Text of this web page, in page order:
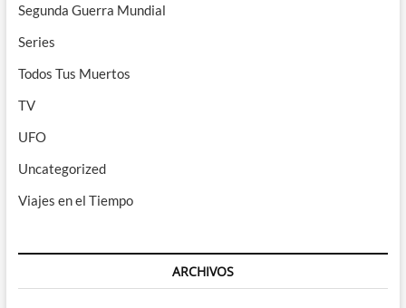
Segunda Guerra Mundial
Series
Todos Tus Muertos
TV
UFO
Uncategorized
Viajes en el Tiempo
ARCHIVOS